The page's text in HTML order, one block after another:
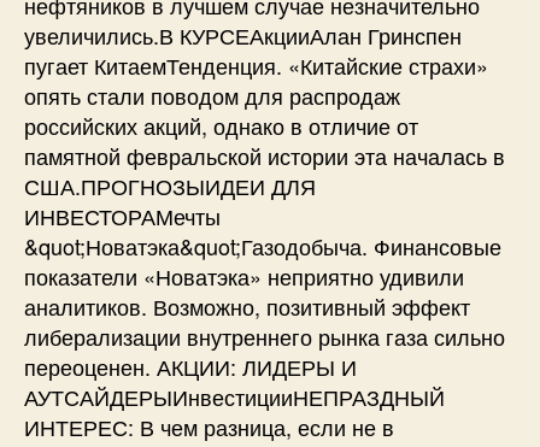
увеличились.В КУРСЕАкцииАлан Гринспен
пугает КитаемТенденция. «Китайские страхи»
опять стали поводом для распродаж
российских акций, однако в отличие от
памятной февральской истории эта началась в
США.ПРОГНОЗЫИДЕИ ДЛЯ
ИНВЕСТОРАМечты
&quot;Новатэка&quot;Газодобыча. Финансовые
показатели «Новатэка» неприятно удивили
аналитиков. Возможно, позитивный эффект
либерализации внутреннего рынка газа сильно
переоценен. АКЦИИ: ЛИДЕРЫ И
АУТСАЙДЕРЫИнвестицииНЕПРАЗДНЫЙ
ИНТЕРЕС: В чем разница, если не в